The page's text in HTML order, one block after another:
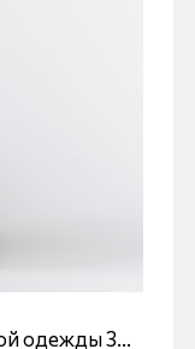
одежды 3